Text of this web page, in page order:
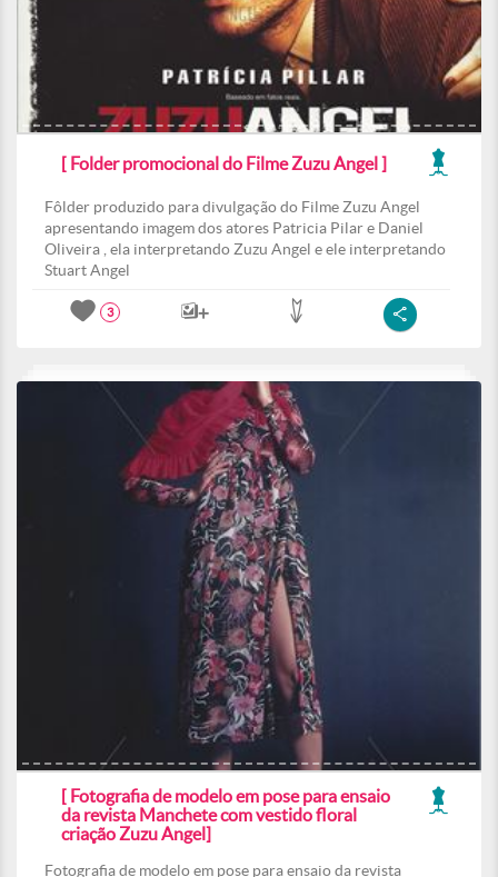
[ Folder promocional do Filme Zuzu Angel ]
Fôlder produzido para divulgação do Filme Zuzu Angel
apresentando imagem dos atores Patricia Pilar e Daniel
Oliveira , ela interpretando Zuzu Angel e ele interpretando
Stuart Angel
3
[ Fotografia de modelo em pose para ensaio
da revista Manchete com vestido floral
criação Zuzu Angel]
Fotografia de modelo em pose para ensaio da revista